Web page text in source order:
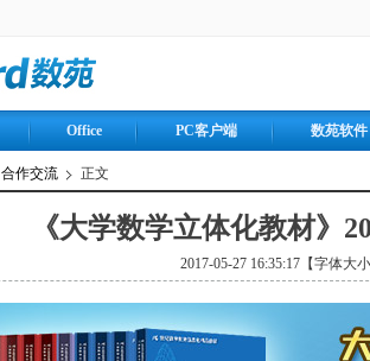
Office PC客户端 数苑软件
合作交流 正文
《大学数学立体化教材》
2017-05-27 16:35:17【字体大